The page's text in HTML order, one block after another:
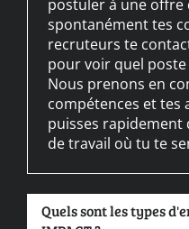
spontanément tes
recruteurs te
pour voir quel
Nous prenons en
compétences et tes
puisses rapidement
de travail où tu te
Quels sont les types